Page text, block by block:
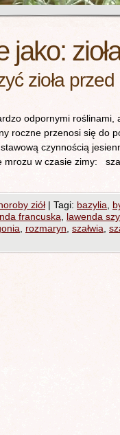
jako:
zioła
odpornymi roślinami,
roczne przenosi się do
czynnością
mrozu w czasie zimy:
ziół | Tagi: bazylia
francuska lawenda
rozmaryn szałwia